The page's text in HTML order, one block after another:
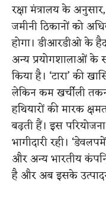
रक्षा मंत्रालय के
जमीनी ठिकानों को
होगा। डीआरडीओ के
अन्य प्रयोगशालाओं के
किया है। ‘टारा’ की
लेकिन कम खर्चीली
हथियारों की मारक
बढ़ती हैं। इस
भागीदारी रही।
और अन्य भारतीय
है और अब इसके